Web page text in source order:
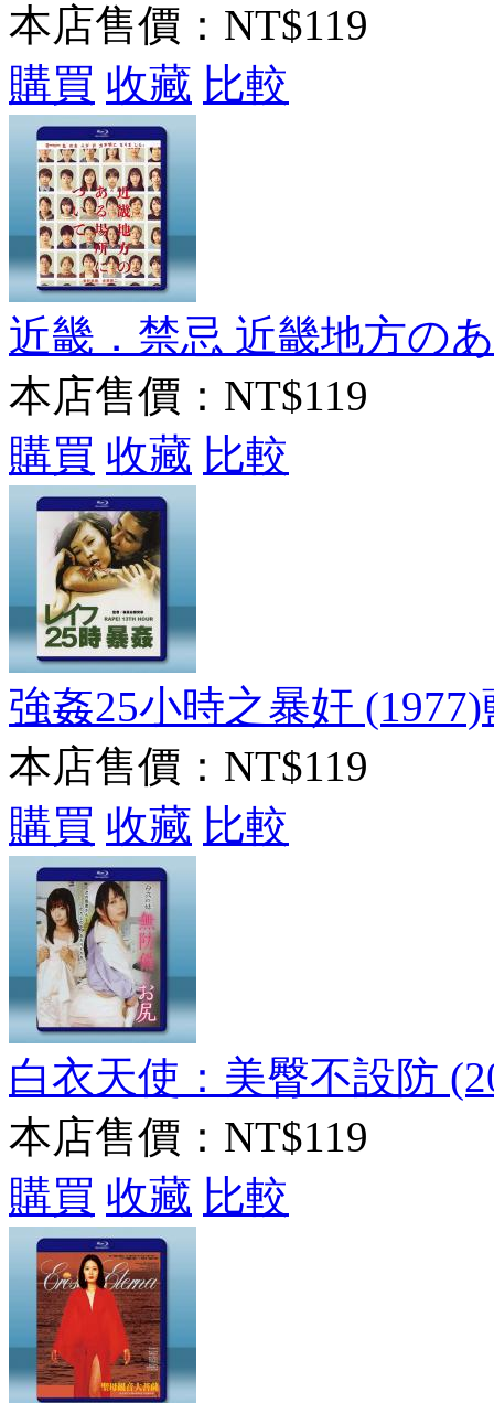
本店售價： NT$119
購買 收藏 比較
近畿．禁忌 近畿地方の
本店售價： NT$119
購買 收藏 比較
強姦25小時之暴奸 (1977)
本店售價： NT$119
購買 收藏 比較
白衣天使：美臀不設防
本店售價： NT$119
購買 收藏 比較